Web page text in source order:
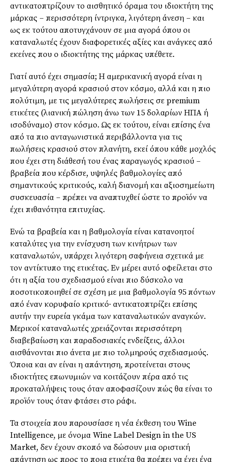
αντικατοπτρίζουν το αισθητικό όραμα του ιδιοκτήτη της
μάρκας – περισσότερη ίντριγκα, λιγότερη άνεση – και
ως εκ τούτου αποτυγχάνουν σε μια αγορά όπου οι
καταναλωτές έχουν διαφορετικές αξίες και ανάγκες από
εκείνες που ο ιδιοκτήτης της μάρκας υπέθετε.
Γιατί αυτό έχει σημασία; Η αμερικανική αγορά είναι η
μεγαλύτερη αγορά κρασιού στον κόσμο, αλλά και η πιο
πολύτιμη, με τις μεγαλύτερες πωλήσεις σε premium
ετικέτες (λιανική πώληση άνω των 15 δολαρίων ΗΠΑ ή
ισοδύναμο) στον κόσμο. Ως εκ τούτου, είναι επίσης ένα
από τα πιο ανταγωνιστικά περιβάλλοντα για τις
πωλήσεις κρασιού στον πλανήτη, εκεί όπου κάθε μοχλός
που έχει στη διάθεσή του ένας παραγωγός κρασιού –
βραβεία που κέρδισε, υψηλές βαθμολογίες από
σημαντικούς κριτικούς, καλή διανομή και αξιοσημείωτη
συσκευασία – πρέπει να αναπτυχθεί ώστε το προϊόν να
έχει πιθανότητα επιτυχίας.
Ενώ τα βραβεία και η βαθμολογία είναι κατανοητοί
καταλύτες για την ενίσχυση των κινήτρων των
καταναλωτών, υπάρχει λιγότερη σαφήνεια σχετικά με
τον αντίκτυπο της ετικέτας. Εν μέρει αυτό οφείλεται στο
ότι η αξία του σχεδιασμού είναι πιο δύσκολο να
ποσοτικοποιηθεί σε σχέση με μια βαθμολογία 95 πόντων
από έναν κορυφαίο κριτικό· αντικατοπτρίζει επίσης
αυτήν την ευρεία γκάμα των καταναλωτικών αναγκών.
Μερικοί καταναλωτές χρειάζονται περισσότερη
διαβεβαίωση και παραδοσιακές ενδείξεις, άλλοι
αισθάνονται πιο άνετα με πιο τολμηρούς σχεδιασμούς.
Όποια και αν είναι η απάντηση, προτείνεται στους
ιδιοκτήτες επωνυμιών να κοιτάζουν πέρα ​​από τις
προκαταλήψεις τους όταν αποφασίζουν πώς θα είναι το
προϊόν τους όταν φτάσει στο ράφι.
Τα στοιχεία που παρουσίασε η νέα έκθεση του Wine
Intelligence, με όνομα Wine Label Design in the US
Market, δεν έχουν σκοπό να δώσουν μια οριστική
απάντηση ως προς το ποια ετικέτα θα πρέπει να έχει ένα